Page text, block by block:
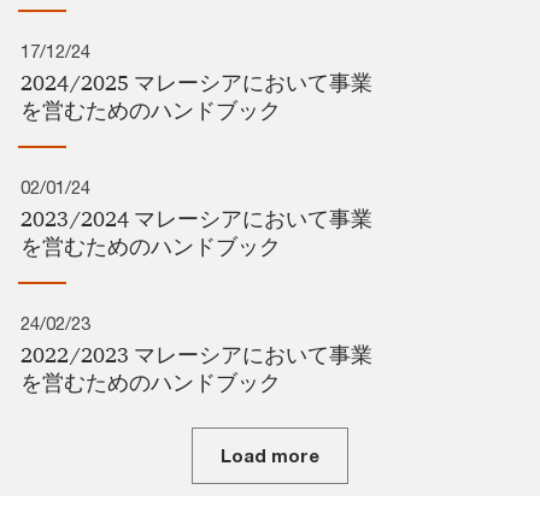
17/12/24
2024/2025 マレーシアにおいて事業
を営むためのハンドブック
02/01/24
2023/2024 マレーシアにおいて事業
を営むためのハンドブック
24/02/23
2022/2023 マレーシアにおいて事業
を営むためのハンドブック
Load more